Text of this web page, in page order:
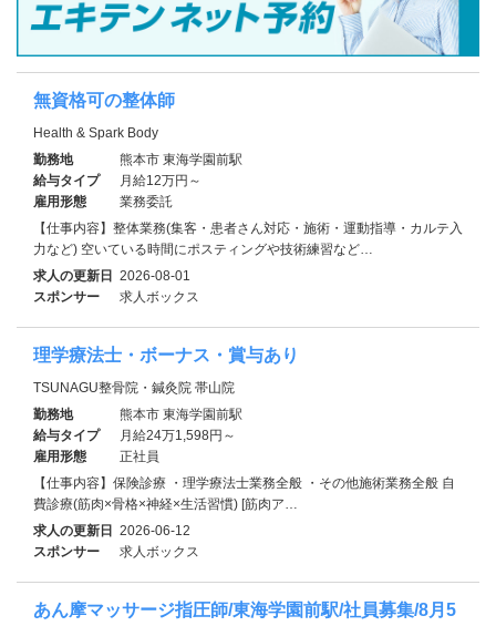
無資格可の整体師
Health & Spark Body
勤務地
熊本市 東海学園前駅
給与タイプ
月給12万円～
雇用形態
業務委託
【仕事内容】整体業務(集客・患者さん対応・施術・運動指導・カルテ入
力など) 空いている時間にポスティングや技術練習など…
求人の更新日 2026-08-01
スポンサー
求人ボックス
理学療法士・ボーナス・賞与あり
TSUNAGU整骨院・鍼灸院 帯山院
勤務地
熊本市 東海学園前駅
給与タイプ
月給24万1,598円～
雇用形態
正社員
【仕事内容】保険診療 ・理学療法士業務全般 ・その他施術業務全般 自
費診療(筋肉×骨格×神経×生活習慣) [筋肉ア…
求人の更新日 2026-06-12
スポンサー
求人ボックス
あん摩マッサージ指圧師/東海学園前駅/社員募集/8月5